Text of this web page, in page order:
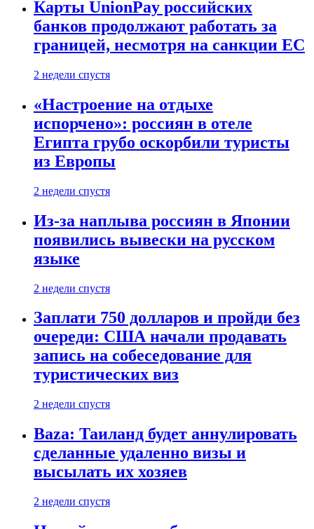
Карты UnionPay российских
банков продолжают работать за
границей, несмотря на санкции ЕС
2 недели спустя
«Настроение на отдыхе
испорчено»: россиян в отеле
Египта грубо оскорбили туристы
из Европы
2 недели спустя
Из-за наплыва россиян в Японии
появились вывески на русском
языке
2 недели спустя
Заплати 750 долларов и пройди без
очереди: США начали продавать
запись на собеседование для
туристических виз
2 недели спустя
Baza: Таиланд будет аннулировать
сделанные удаленно визы и
высылать их хозяев
2 недели спустя